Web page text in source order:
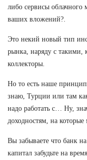
либо сервисы облачного
ваших вложений?.
Это некий новый тип
рынка, наряду с такими,
коллекторы.
Но то есть наше
знаю, Турции или там
надо работать с… Ну,
доходностям, на
Вы забываете что банк
капитал забудьте на